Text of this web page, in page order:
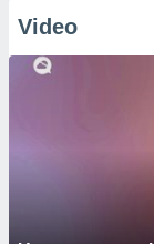
Video